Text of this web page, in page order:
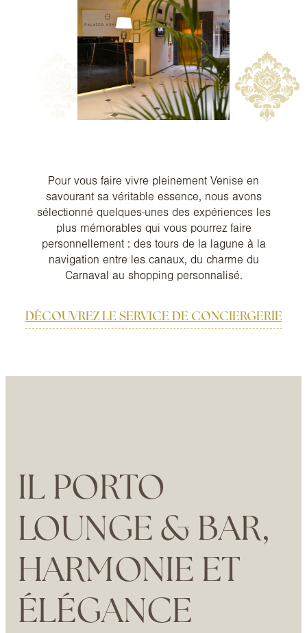
Pour vous faire vivre pleinement Venise en
savourant sa véritable essence, nous avons
sélectionné quelques-unes des expériences les
plus mémorables qui vous pourrez faire
personnellement : des tours de la lagune à la
navigation entre les canaux, du charme du
Carnaval au shopping personnalisé.
DÉCOUVREZ LE SERVICE DE CONCIERGERIE
IL PORTO
LOUNGE & BAR,
HARMONIE ET
ÉLÉGANCE